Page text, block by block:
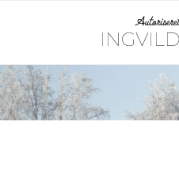
Gå til hovedindhold